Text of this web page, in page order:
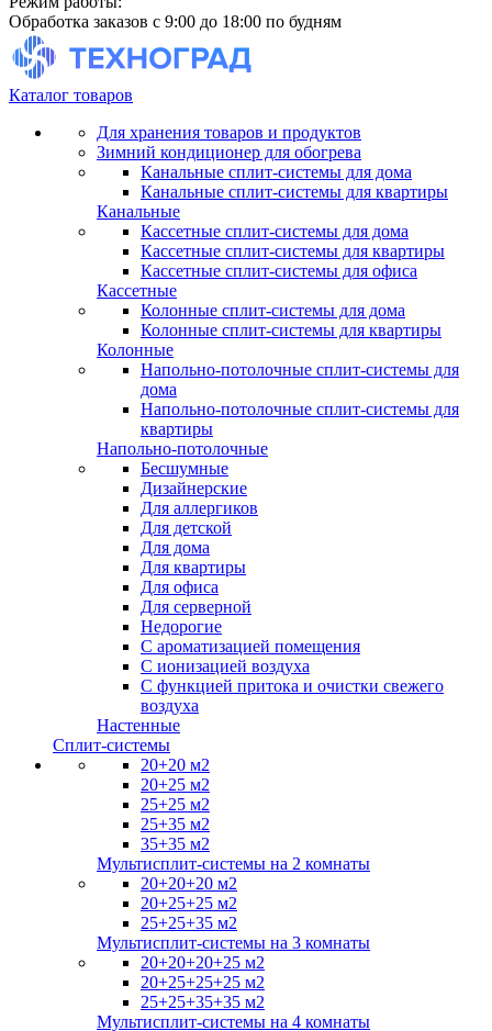
Обработка заказов с 9:00 до 18:00 по будням
Каталог товаров
Для хранения товаров и продуктов
Зимний кондиционер для обогрева
Канальные сплит-системы для дома
Канальные сплит-системы для квартиры
Канальные
Кассетные сплит-системы для дома
Кассетные сплит-системы для квартиры
Кассетные сплит-системы для офиса
Кассетные
Колонные сплит-системы для дома
Колонные сплит-системы для квартиры
Колонные
Напольно-потолочные сплит-системы для
дома
Напольно-потолочные сплит-системы для
квартиры
Напольно-потолочные
Бесшумные
Дизайнерские
Для аллергиков
Для детской
Для дома
Для квартиры
Для офиса
Для серверной
Недорогие
С ароматизацией помещения
С ионизацией воздуха
С функцией притока и очистки свежего
воздуха
Настенные
Сплит-системы
20+20 м2
20+25 м2
25+25 м2
25+35 м2
35+35 м2
Мультисплит-системы на 2 комнаты
20+20+20 м2
20+25+25 м2
25+25+35 м2
Мультисплит-системы на 3 комнаты
20+20+20+25 м2
20+25+25+25 м2
25+25+35+35 м2
Мультисплит-системы на 4 комнаты